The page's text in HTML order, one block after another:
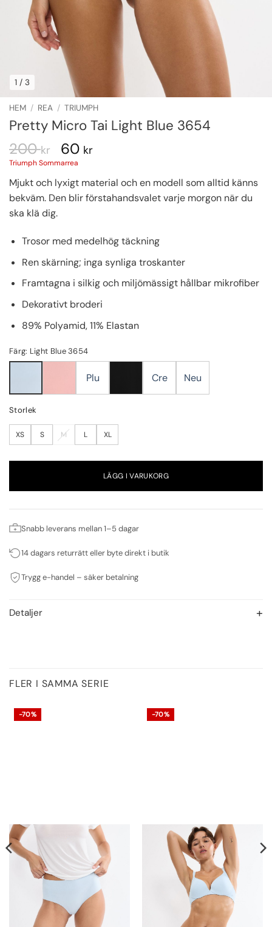
1 / 3
HEM / REA / TRIUMPH
Pretty Micro Tai Light Blue 3654
200kr 60 kr
Triumph Sommarrea
Mjukt och lyxigt material och en modell som alltid känns
bekväm. Den blir förstahandsvalet varje morgon när du
ska klä dig.
Trosor med medelhög täckning
Ren skärning; inga synliga troskanter
Framtagna i silkig och miljömässigt hållbar mikrofiber
Dekorativt broderi
89% Polyamid, 11% Elastan
Färg: Light Blue 3654
Plu Cre Neu
Storlek
XS S M L XL
LÄGG I VARUKORG
Snabb leverans mellan 1–5 dagar
14 dagars returrätt eller byte direkt i butik
Trygg e-handel – säker betalning
Detaljer
FLER I SAMMA SERIE
-70% -70%